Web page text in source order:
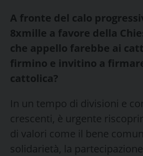
A fronte del calo
8xmille a favore della
che appello farebbe ai
firmino e invitino a
cattolica?
In un tempo di divisioni e
crescenti, è urgente
di valori come il bene
solidarietà, la